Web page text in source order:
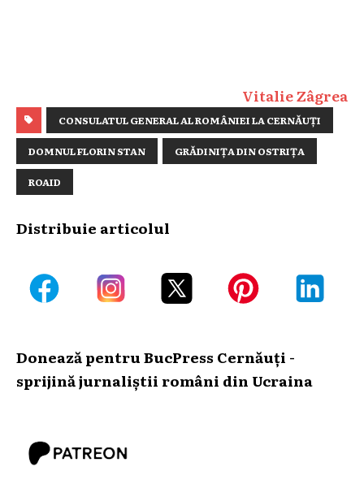
Vitalie Zâgrea
CONSULATUL GENERAL AL ROMÂNIEI LA CERNĂUȚI
DOMNUL FLORIN STAN GRĂDINIȚA DIN OSTRIȚA
ROAID
Distribuie articolul
Donează pentru BucPress Cernăuți -
sprijină jurnaliștii români din Ucraina